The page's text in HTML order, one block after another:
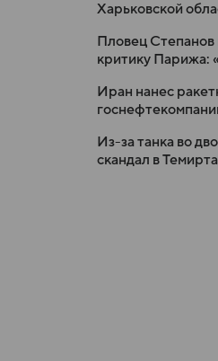
Харьковской
Пловец Степанов
критику Парижа:
Иран нанес
Из-за танка во
скандал в